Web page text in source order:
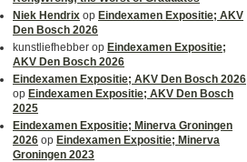
Niek Hendrix op Eindexamen Expositie; AKV
Den Bosch 2026
kunstliefhebber op Eindexamen Expositie;
AKV Den Bosch 2026
Eindexamen Expositie; AKV Den Bosch 2026
op Eindexamen Expositie; AKV Den Bosch
2025
Eindexamen Expositie; Minerva Groningen
2026 op Eindexamen Expositie; Minerva
Groningen 2023